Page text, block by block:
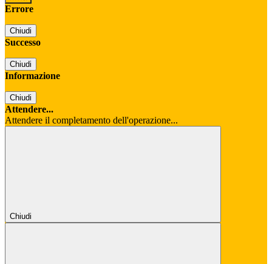
Errore
Chiudi
Successo
Chiudi
Informazione
Chiudi
Attendere...
Attendere il completamento dell'operazione...
Chiudi